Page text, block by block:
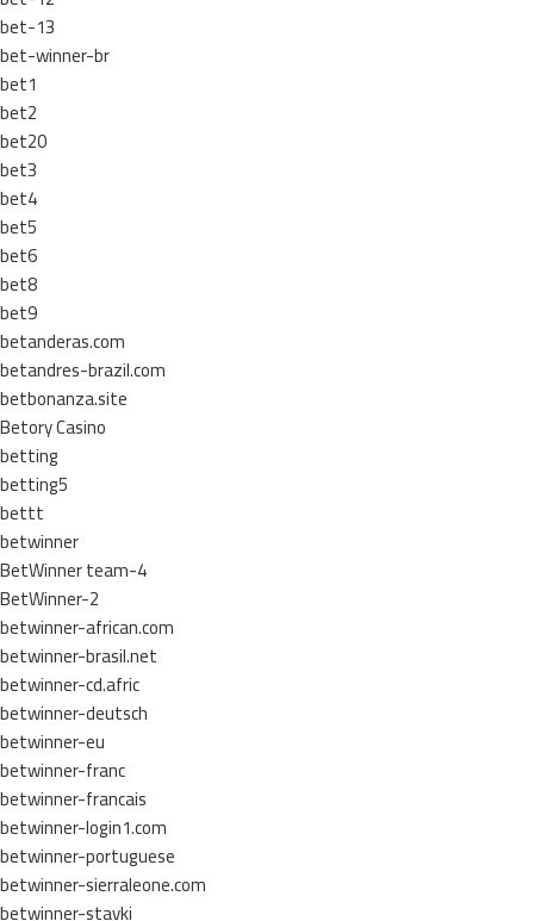
bet-13
bet-winner-br
bet1
bet2
bet20
bet3
bet4
bet5
bet6
bet8
bet9
betanderas.com
betandres-brazil.com
betbonanza.site
Betory Casino
betting
betting5
bettt
betwinner
BetWinner team-4
BetWinner-2
betwinner-african.com
betwinner-brasil.net
betwinner-cd.afric
betwinner-deutsch
betwinner-eu
betwinner-franc
betwinner-francais
betwinner-login1.com
betwinner-portuguese
betwinner-sierraleone.com
betwinner-stavki